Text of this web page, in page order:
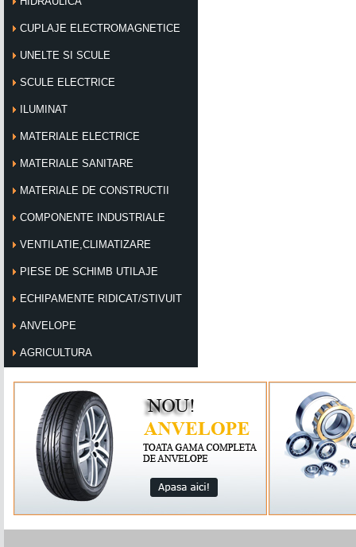
CUPLAJE ELECTROMAGNETICE
UNELTE SI SCULE
SCULE ELECTRICE
ILUMINAT
MATERIALE ELECTRICE
MATERIALE SANITARE
MATERIALE DE CONSTRUCTII
COMPONENTE INDUSTRIALE
VENTILATIE,CLIMATIZARE
PIESE DE SCHIMB UTILAJE
ECHIPAMENTE RIDICAT/STIVUIT
ANVELOPE
AGRICULTURA